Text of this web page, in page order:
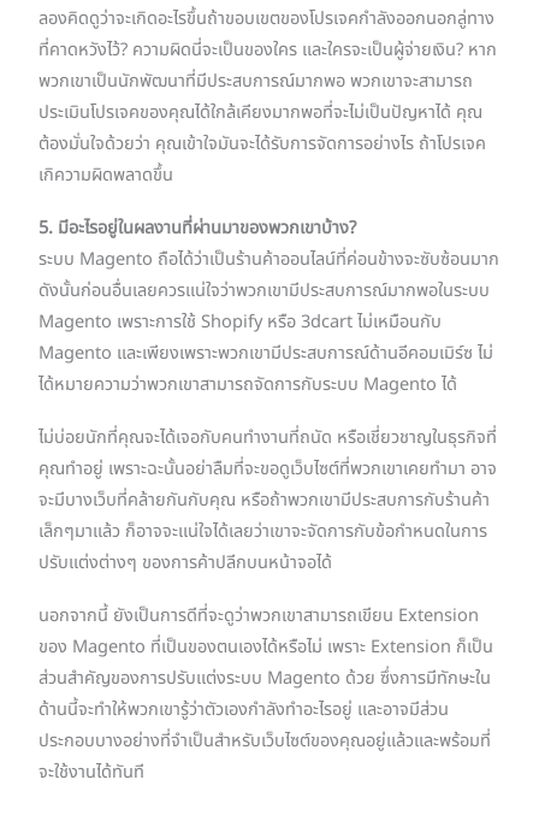
ลองคิดดูว่าจะเกิดอะไรขึ้นถ้าขอบเขตของโปรเจคกำลังออกนอกลู่ทาง
ที่คาดหวังไว้? ความผิดนี่จะเป็นของใคร และใครจะเป็นผู้จ่ายเงิน? หาก
พวกเขาเป็นนักพัฒนาที่มีประสบการณ์มากพอ พวกเขาจะสามารถ
ประเมินโปรเจคของคุณได้ใกล้เคียงมากพอที่จะไม่เป็นปัญหาได้ คุณ
ต้องมั่นใจด้วยว่า คุณเข้าใจมันจะได้รับการจัดการอย่างไร ถ้าโปรเจค
เกิความผิดพลาดขึ้น
5. มีอะไรอยู่ในผลงานที่ผ่านมาของพวกเขาบ้าง?
ระบบ Magento ถือได้ว่าเป็นร้านค้าออนไลน์ที่ค่อนข้างจะซับซ้อนมาก
ดังนั้นก่อนอื่นเลยควรแน่ใจว่าพวกเขามีประสบการณ์มากพอในระบบ
Magento เพราะการใช้ Shopify หรือ 3dcart ไม่เหมือนกับ
Magento และเพียงเพราะพวกเขามีประสบการณ์ด้านอีคอมเมิร์ซ ไม่
ได้หมายความว่าพวกเขาสามารถจัดการกับระบบ Magento ได้
ไม่บ่อยนักที่คุณจะได้เจอกับคนทำงานที่ถนัด หรือเชี่ยวชาญในธุรกิจที่
คุณทำอยู่ เพราะฉะนั้นอย่าลืมที่จะขอดูเว็บไซต์ที่พวกเขาเคยทำมา อาจ
จะมีบางเว็บที่คล้ายกันกับคุณ หรือถ้าพวกเขามีประสบการกับร้านค้า
เล็กๆมาแล้ว ก็อาจจะแน่ใจได้เลยว่าเขาจะจัดการกับข้อกำหนดในการ
ปรับแต่งต่างๆ ของการค้าปลีกบนหน้าจอได้
นอกจากนี้ ยังเป็นการดีที่จะดูว่าพวกเขาสามารถเขียน Extension
ของ Magento ที่เป็นของตนเองได้หรือไม่ เพราะ Extension ก็เป็น
ส่วนสำคัญของการปรับแต่งระบบ Magento ด้วย ซึ่งการมีทักษะใน
ด้านนี้จะทำให้พวกเขารู้ว่าตัวเองกำลังทำอะไรอยู่ และอาจมีส่วน
ประกอบบางอย่างที่จำเป็นสำหรับเว็บไซต์ของคุณอยู่แล้วและพร้อมที่
จะใช้งานได้ทันที